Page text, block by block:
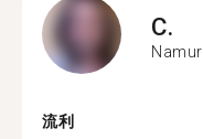
C.
Namur
流利